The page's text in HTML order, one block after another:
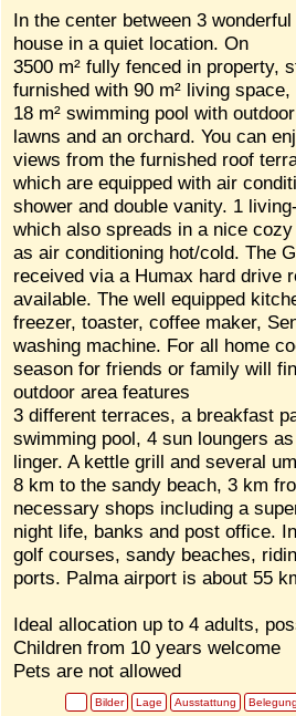
In the center between 3
house in a quiet location. On
3500 m² fully fenced in property,
furnished with 90 m² living space,
18 m² swimming pool with
lawns and an orchard. You can
views from the furnished roof
which are equipped with air
shower and double vanity. 1
which also spreads in a nice
as air conditioning hot/cold. The
received via a Humax hard drive
available. The well equipped
freezer, toaster, coffee maker,
washing machine. For all home
season for friends or family will
outdoor area features
3 different terraces, a breakfast
swimming pool, 4 sun loungers
linger. A kettle grill and several
8 km to the sandy beach, 3 km
necessary shops including a
night life, banks and post office.
golf courses, sandy beaches,
ports. Palma airport is about 55
Ideal allocation up to 4 adults,
Children from 10 years welcome
Pets are not allowed
Bilder Lage Ausstattung